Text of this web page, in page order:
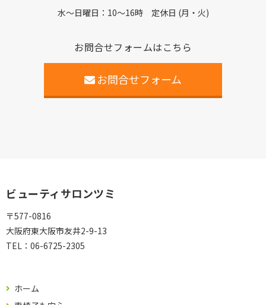
水～日曜日：10～16時 定休日 (月・火)
お問合せフォームはこちら
お問合せフォーム
ビューティサロンツミ
〒577-0816
大阪府東大阪市友井2-9-13
TEL： 06-6725-2305
ホーム